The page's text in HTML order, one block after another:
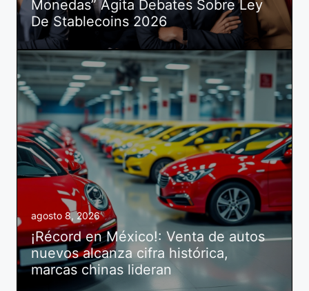
Monedas” Agita Debates Sobre Ley
De Stablecoins 2026
agosto 8, 2026
¡Récord en México!: Venta de autos
nuevos alcanza cifra histórica,
marcas chinas lideran